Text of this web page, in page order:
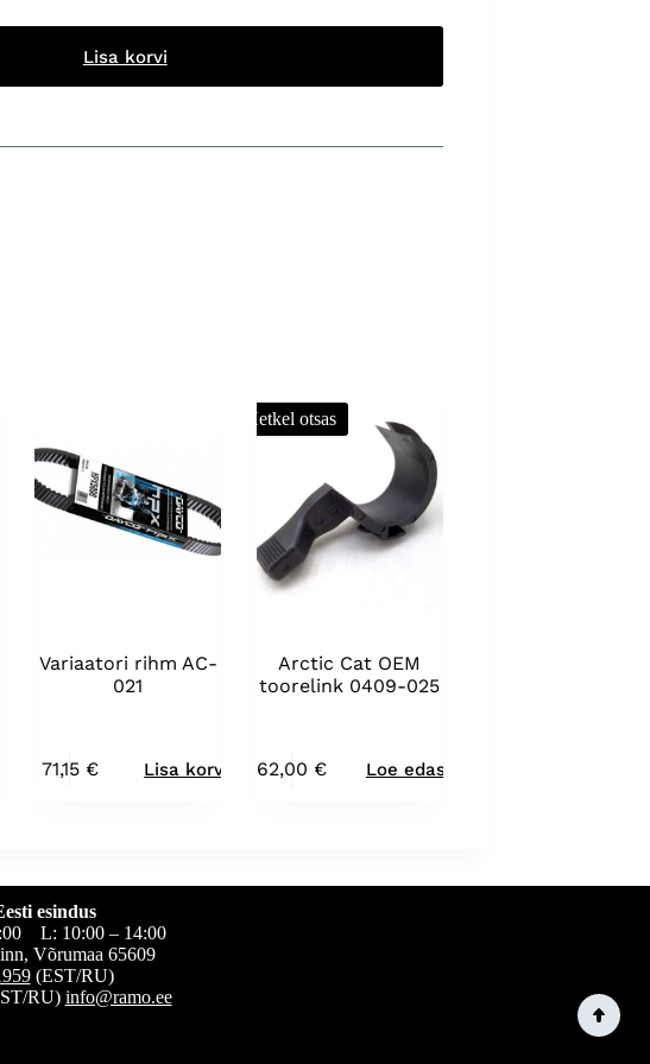
Lisa korvi
Variaatori rihm AC-
021
71,15 € Lisa korvi
Hetkel otsas
Arctic Cat OEM
toorelink 0409-025
62,00 € Loe edasi
esindus
L: 10:00 – 14:00
Võrumaa 65609
(EST/RU)
RU) info@ramo.ee